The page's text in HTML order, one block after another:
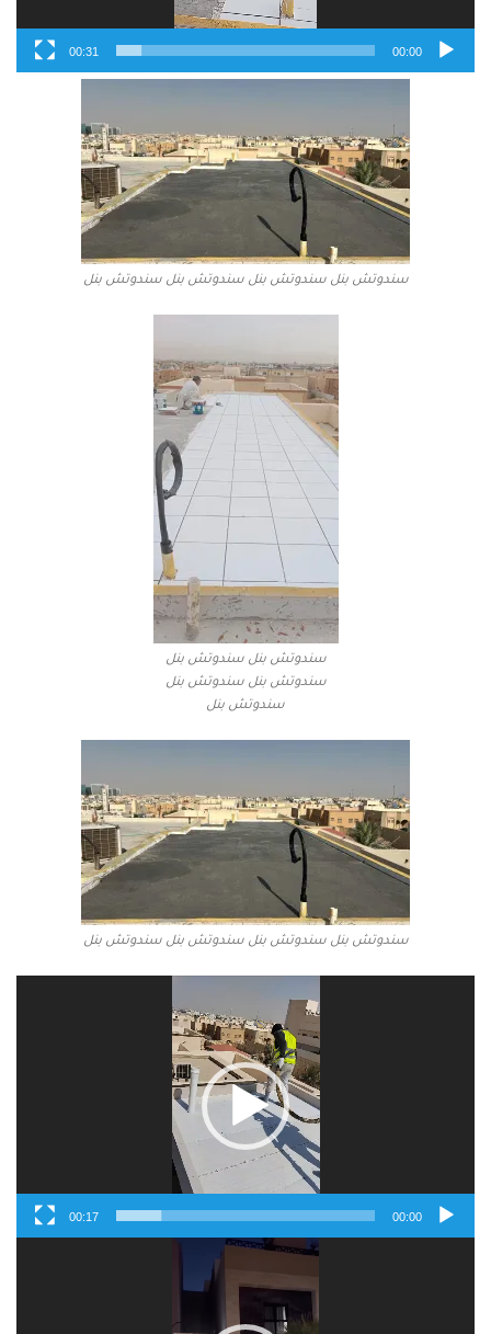
00:00
00:31
سندوتش بنل سندوتش بنل سندوتش بنل سندوتش بنل
سندوتش بنل سندوتش بنل
سندوتش بنل سندوتش بنل
سندوتش بنل
سندوتش بنل سندوتش بنل سندوتش بنل سندوتش بنل
00:00
00:17